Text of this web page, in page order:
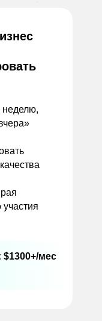
участия
$1300+/мес